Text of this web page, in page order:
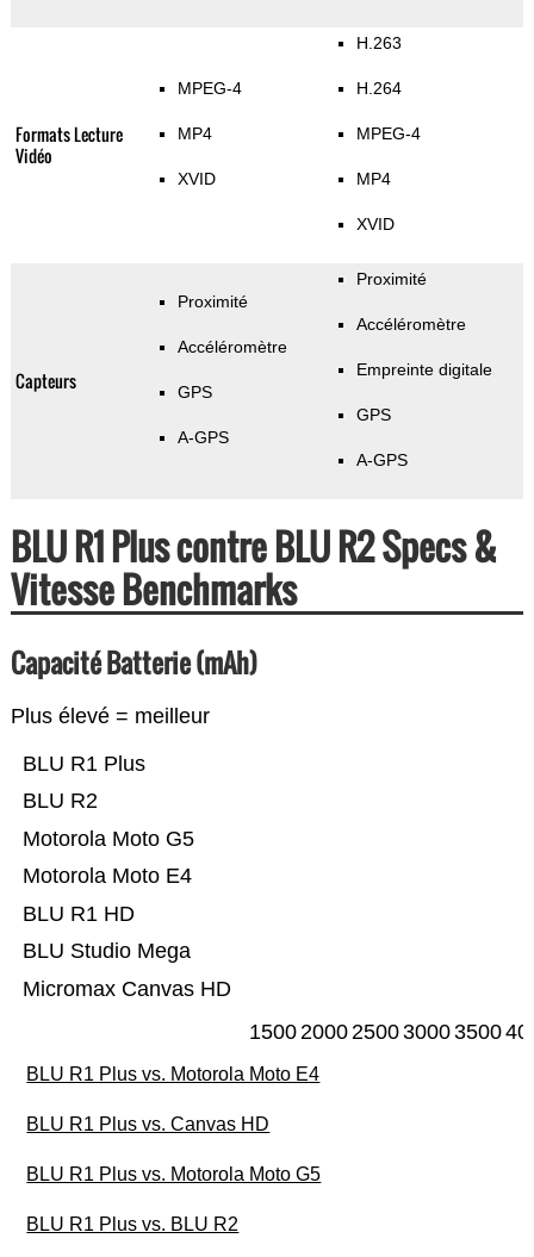
Formats Lecture
Vidéo
MPEG-4
MP4
XVID
H.263
H.264
MPEG-4
MP4
XVID
Capteurs
Proximité
Accéléromètre
GPS
A-GPS
Proximité
Accéléromètre
Empreinte digitale
GPS
A-GPS
BLU R1 Plus contre BLU R2 Specs &
Vitesse Benchmarks
Capacité Batterie (mAh)
Plus élevé = meilleur
Micromax Canvas HD
BLU Studio Mega
BLU R1 HD
Motorola Moto E4
Motorola Moto G5
BLU R2
BLU R1 Plus
15002000250030003500
BLU R1 Plus vs. Motorola Moto E4
BLU R1 Plus vs. Canvas HD
BLU R1 Plus vs. Motorola Moto G5
BLU R1 Plus vs. BLU R2